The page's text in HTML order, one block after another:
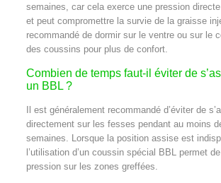
semaines, car cela exerce une pression
et peut compromettre la survie de la graisse
recommandé de dormir sur le ventre ou sur le
des coussins pour plus de confort.
Combien de temps faut-il éviter de
un BBL ?
Il est généralement recommandé d’éviter de
directement sur les fesses pendant au moins
semaines. Lorsque la position assise est
l’utilisation d’un coussin spécial BBL permet
pression sur les zones greffées.